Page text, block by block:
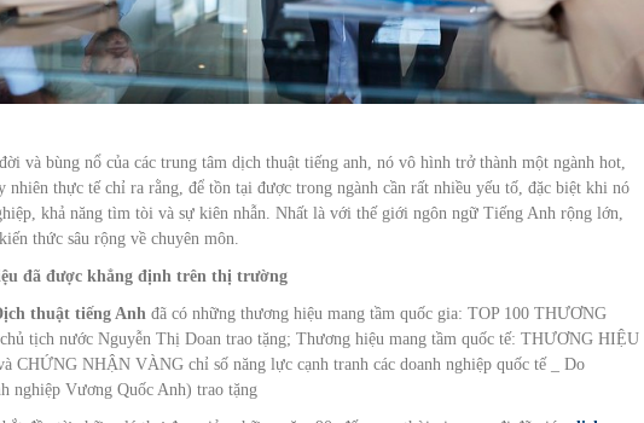
và bùng nổ của các trung tâm dịch thuật tiếng anh, nó vô hình trở thành một ngành hot,
nhiên thực tế chỉ ra rằng, để tồn tại được trong ngành cần rất nhiều yếu tố, đặc biệt khi nó
khả năng tìm tòi và sự kiên nhẫn. Nhất là với thế giới ngôn ngữ Tiếng Anh rộng lớn,
thức sâu rộng về chuyên môn.
đã được khẳng định trên thị trường
thuật tiếng Anh đã có những thương hiệu mang tầm quốc gia: TOP 100 THƯƠNG
tịch nước Nguyễn Thị Doan trao tặng; Thương hiệu mang tầm quốc tế: THƯƠNG HIỆU
CHỨNG NHẬN VÀNG chỉ số năng lực cạnh tranh các doanh nghiệp quốc tế _ Do
nghiệp Vương Quốc Anh) trao tặng